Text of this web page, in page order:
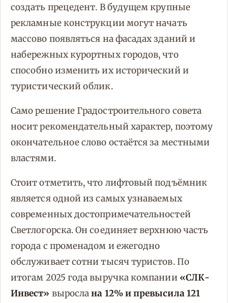
создать прецедент. В будущем крупные
рекламные конструкции могут начать
массово появляться на фасадах зданий и
набережных курортных городов, что
способно изменить их исторический и
туристический облик.
Само решение Градостроительного совета
носит рекомендательный характер, поэтому
окончательное слово остаётся за местными
властями.
Стоит отметить, что лифтовый подъёмник
является одной из самых узнаваемых
современных достопримечательностей
Светлогорска. Он соединяет верхнюю часть
города с променадом и ежегодно
обслуживает сотни тысяч туристов. По
итогам 2025 года выручка компании «СЛК-
Инвест» вырослана 12% и превысила 121